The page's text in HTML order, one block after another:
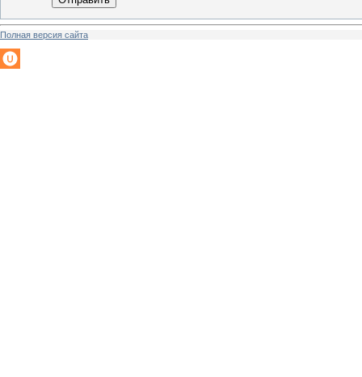
Полная версия сайта